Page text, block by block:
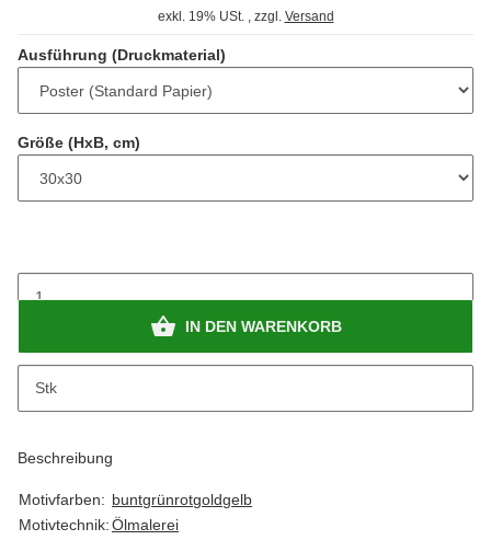
exkl. 19% USt. , zzgl. Versand
Ausführung (Druckmaterial)
Größe (HxB, cm)
Stk
IN DEN WARENKORB
Beschreibung
Motivfarben: buntgrünrotgoldgelb
Motivtechnik:Ölmalerei